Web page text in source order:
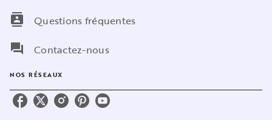
contacts
Questions fréquentes
question_answer
Contactez-nous
NOS RÉSEAUX